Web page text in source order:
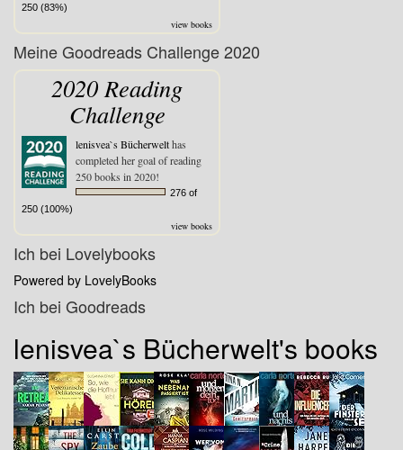
250 (83%)
view books
Meine Goodreads Challenge 2020
2020 Reading
Challenge
lenisvea`s Bücherwelthas
completed her goal of reading
250 books in 2020!
276 of
250 (100%)
view books
Ich bei Lovelybooks
Powered by LovelyBooks
Ich bei Goodreads
lenisvea`s Bücherwelt's books